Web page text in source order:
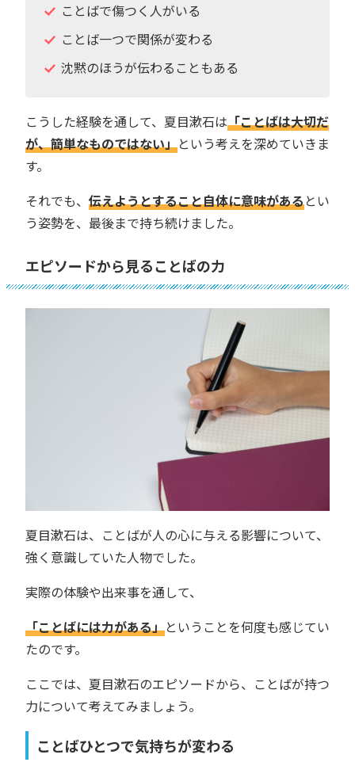
ことばで傷つく人がいる
ことば一つで関係が変わる
沈黙のほうが伝わることもある
こうした経験を通して、夏目漱石は「ことばは大切だ
が、簡単なものではない」という考えを深めていきま
す。
それでも、 伝えようとすること自体に意味があるとい
う姿勢を、最後まで持ち続けました。
エピソードから見ることばの力
夏目漱石は、ことばが人の心に与える影響について、
強く意識していた人物でした。
実際の体験や出来事を通して、
「ことばには力がある」ということを何度も感じてい
たのです。
ここでは、夏目漱石のエピソードから、ことばが持つ
力について考えてみましょう。
ことばひとつで気持ちが変わる